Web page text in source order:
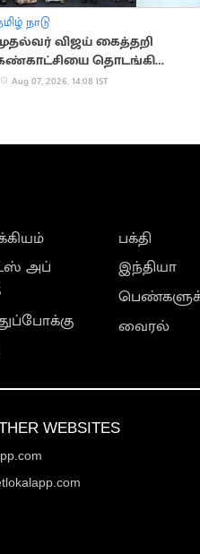
நாடு
விஜய் கைத்தறி
தொடங்கி
வைத்தார்
Aug 07, 2026, 14:08 IST
அப்
பக்தி
இந்தியா
வைரல்
WEBSITES